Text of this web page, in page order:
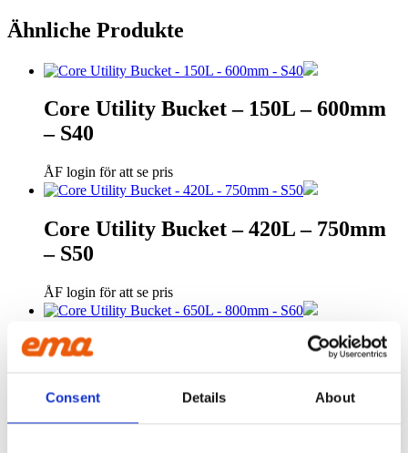
Consent Details About
Ähnliche Produkte
Core Utility Bucket – 150L – 600mm
– S40
ÅF login för att se pris
Core Utility Bucket – 420L – 750mm
– S50
ÅF login för att se pris
Core Utility Bucket – 650L – 800mm